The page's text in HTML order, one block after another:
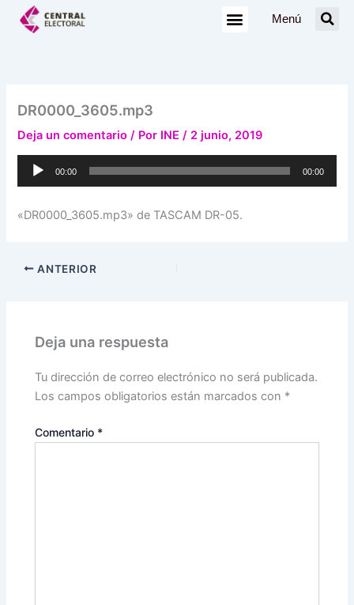
Menú
DR0000_3605.mp3
Deja un comentario / Por INE/ 2 junio, 2019
Reproductor
00:00 00:00
«DR0000_3605.mp3» de TASCAM DR-05.
ANTERIOR
Deja una respuesta
Tu dirección de correo electrónico no será publicada.
Los campos obligatorios están marcados con *
Comentario *